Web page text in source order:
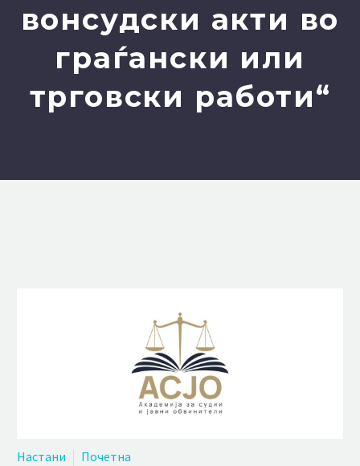
вонсудски акти во
граѓански или
трговски работи“
Настани
Почетна